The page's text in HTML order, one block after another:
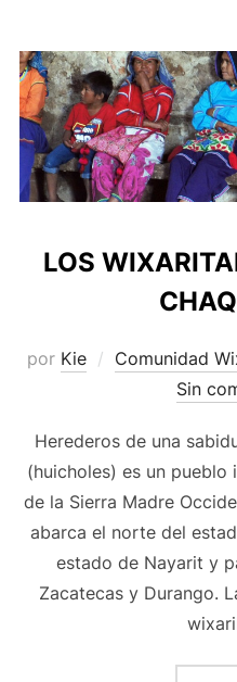
LOS
por Kie Comunidad
Sin
Herederos de una
(huicholes) es un
de la Sierra Madre
abarca el norte del
estado de Nayarit y
Zacatecas y Durango.